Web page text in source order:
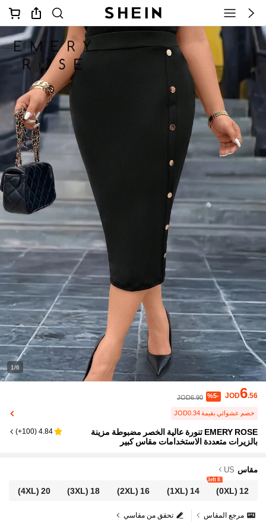
1/6
JOD6.56
%5-
JOD6.90
خصم عشوائي بقيمة JOD0.34
EMERY ROSE تنورة عالية الخصر مضبوطة مزينة
بالزيرات متعددة الاستخدامات مقاس كبير
4.84
(
100+
)
مقاس US
12
(0XL)
8 left
14
(1XL)
16
(2XL)
18
(3XL)
20
(4XL)
تحقق من مقاسي
مرجع المقاس